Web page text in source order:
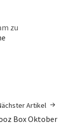
zu
Artikel
Box Oktober